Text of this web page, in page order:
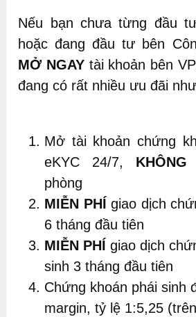
Nếu bạn chưa từng đầu
hoặc đang đầu tư bên
MỞ NGAYtài khoản bên
đang có rất nhiều ưu đãi
Mở tài khoản chứng
eKYC 24/7, KHÔNG
phòng
MIỄN PHÍ giao dịch
6 tháng đầu tiên
MIỄN PHÍ giao dịch
sinh 3 tháng đầu tiên
Chứng khoán phái sinh
margin, tỷ lệ 1:5,25